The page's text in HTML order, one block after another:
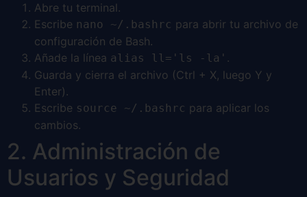
Abre tu terminal.
Escribe nano ~/.bashrc para abrir tu archivo de
configuración de Bash.
Añade la línea alias ll='ls -la' .
Guarda y cierra el archivo (Ctrl + X, luego Y y
Enter).
Escribe source ~/.bashrc para aplicar los
cambios.
2. Administración de
Usuarios y Seguridad